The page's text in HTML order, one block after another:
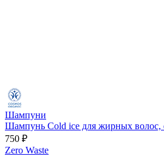
Шампуни
Шампунь Cold ice для жирных волос,
750 ₽
Zero Waste